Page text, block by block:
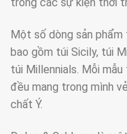
Một số dòng sản phẩm
bao gồm túi Sicily, túi
túi Millennials. Mỗi
đều mang trong mình
chất Ý.